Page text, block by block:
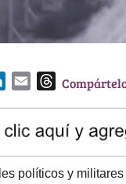
k
e
d
l
T
e
a
d
políticos y